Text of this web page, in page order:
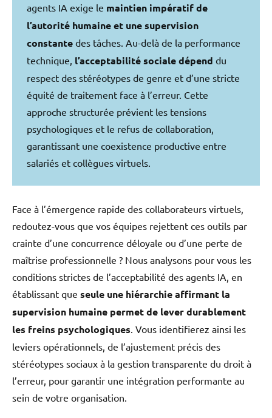
agents IA exige le maintien impératif de
l’autorité humaine et une supervision
constante des tâches. Au-delà de la performance
technique, l’acceptabilité sociale dépend du
respect des stéréotypes de genre et d’une stricte
équité de traitement face à l’erreur. Cette
approche structurée prévient les tensions
psychologiques et le refus de collaboration,
garantissant une coexistence productive entre
salariés et collègues virtuels.
Face à l’émergence rapide des collaborateurs virtuels,
redoutez-vous que vos équipes rejettent ces outils par
crainte d’une concurrence déloyale ou d’une perte de
maîtrise professionnelle ? Nous analysons pour vous les
conditions strictes de l’acceptabilité des agents IA, en
établissant que seule une hiérarchie affirmant la
supervision humaine permet de lever durablement
les freins psychologiques . Vous identifierez ainsi les
leviers opérationnels, de l’ajustement précis des
stéréotypes sociaux à la gestion transparente du droit à
l’erreur, pour garantir une intégration performante au
sein de votre organisation.